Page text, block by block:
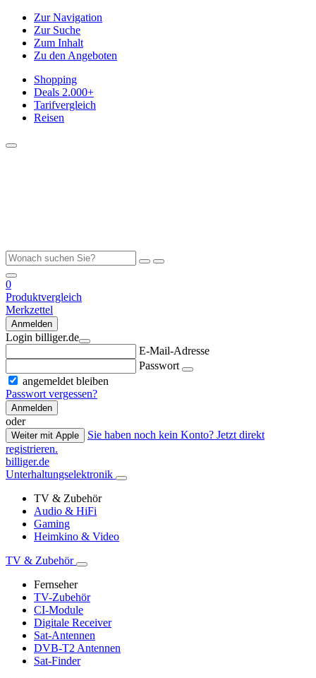
Zur Navigation
Zur Suche
Zum Inhalt
Zu den Angeboten
Shopping
Deals 2.000+
Tarifvergleich
Reisen
0
Produktvergleich
Merkzettel
Anmelden
Login billiger.de
E-Mail-Adresse
Passwort
angemeldet bleiben
Passwort vergessen?
Anmelden
oder
Weiter mit Apple
Sie haben noch kein Konto? Jetzt direkt
registrieren.
billiger.de
Unterhaltungselektronik
TV & Zubehör
Audio & HiFi
Gaming
Heimkino & Video
TV & Zubehör
Fernseher
TV-Zubehör
CI-Module
Digitale Receiver
Sat-Antennen
DVB-T2 Antennen
Sat-Finder